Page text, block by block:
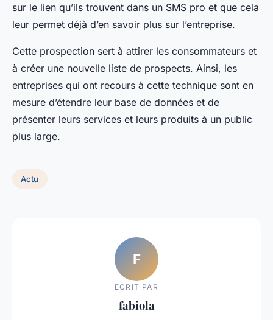
sur le lien qu’ils trouvent dans un SMS pro et que cela
leur permet déjà d’en savoir plus sur l’entreprise.
Cette prospection sert à attirer les consommateurs et
à créer une nouvelle liste de prospects. Ainsi, les
entreprises qui ont recours à cette technique sont en
mesure d’étendre leur base de données et de
présenter leurs services et leurs produits à un public
plus large.
Actu
F
ECRIT PAR
fabiola